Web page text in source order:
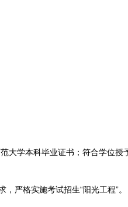
学本科毕业证书；符合学位授
严格实施考试招生“阳光工程”。